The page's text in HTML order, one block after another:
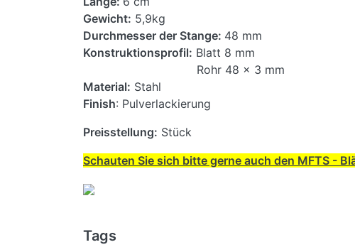
Gewicht: 5,9kg
Durchmesser der Stange: 48 mm
Konstruktionsprofil: Blatt 8 mm
Rohr 48 x 3 mm
Material: Stahl
Finish: Pulverlackierung
Preisstellung: Stück
Schauten Sie sich bitte gerne auch den MFTS -
Tags